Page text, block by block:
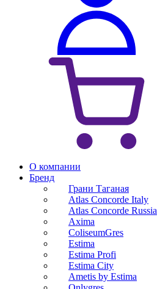
О компании
Бренд
Грани Таганая
Atlas Concorde Italy
Atlas Concorde Russia
Axima
ColiseumGres
Estima
Estima Profi
Estima City
Ametis by Estima